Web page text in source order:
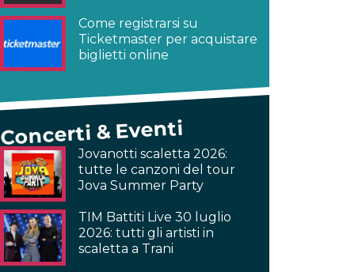
Come registrarsi su
Ticketmaster per acquistare
biglietti online
Concerti & Eventi
Jovanotti scaletta 2026:
tutte le canzoni del tour
Jova Summer Party
TIM Battiti Live 30 luglio
2026: tutti gli artisti in
scaletta a Trani